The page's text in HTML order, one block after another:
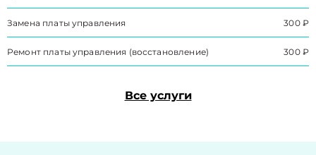
Замена платы управления 300 ₽
Ремонт платы управления (восстановление) 300 ₽
Все услуги